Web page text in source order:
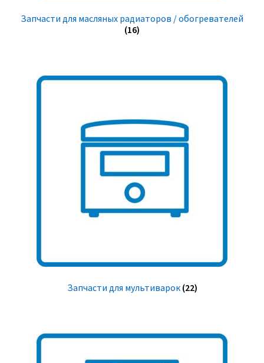
Запчасти для масляных радиаторов / обогревателей
(16)
Запчасти для мультиварок (22)